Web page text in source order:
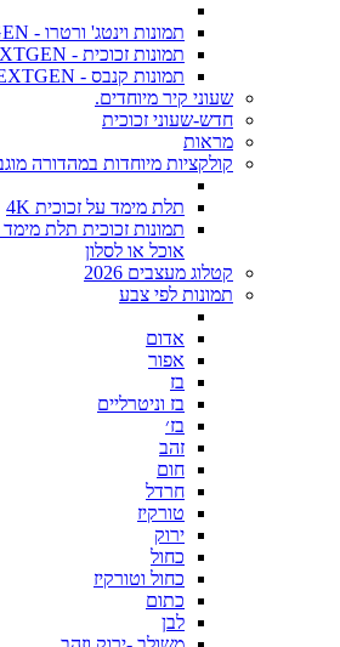
תמונות וינטג' ורטרו - NEXTGEN
תמונות זכוכית - NEXTGEN
תמונות קנבס - NEXTGEN
שעוני קיר מיוחדים.
חדש-שעוני זכוכית
מראות
קולקציות מיוחדות במהדורה
תלת מימד על זכוכית 4K
תמונות זכוכית תלת מימד
אוכל או לסלון
קטלוג מעצבים 2026
תמונות לפי צבע
אדום
אפור
בז
בז וניטרליים
בז׳
זהב
חום
חרדל
טורקיז
ירוק
כחול
כחול וטורקיז
כתום
לבן